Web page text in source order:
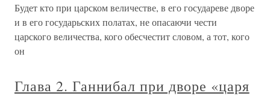
Будет кто при царском величестве, в его государеве дворе
и в его государьских полатах, не опасаючи чести
царского величества, кого обесчестит словом, а тот, кого
он
Глава 2. Ганнибал при дворе «царя